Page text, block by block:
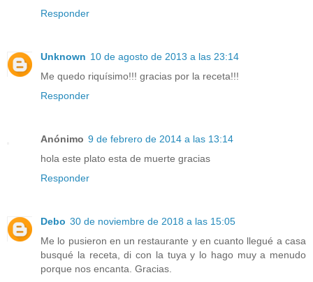
Responder
Unknown 10 de agosto de 2013 a las 23:14
Me quedo riquísimo!!! gracias por la receta!!!
Responder
Anónimo 9 de febrero de 2014 a las 13:14
hola este plato esta de muerte gracias
Responder
Debo 30 de noviembre de 2018 a las 15:05
Me lo pusieron en un restaurante y en cuanto llegué a casa
busqué la receta, di con la tuya y lo hago muy a menudo
porque nos encanta. Gracias.